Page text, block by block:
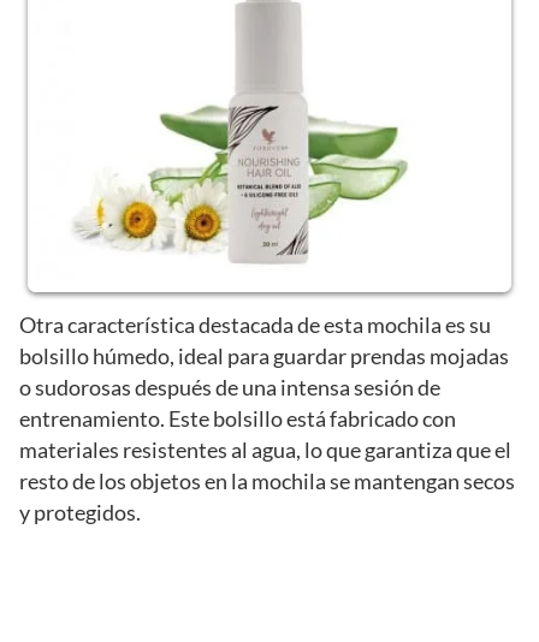
Otra característica destacada de esta mochila es su
bolsillo húmedo, ideal para guardar prendas mojadas
o sudorosas después de una intensa sesión de
entrenamiento. Este bolsillo está fabricado con
materiales resistentes al agua, lo que garantiza que el
resto de los objetos en la mochila se mantengan secos
y protegidos.